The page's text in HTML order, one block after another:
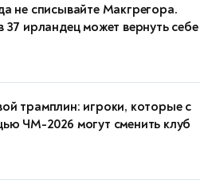
не списывайте Макгрегора.
37 ирландец может вернуть себе
трамплин: игроки, которые с
ЧМ-2026 могут сменить клуб